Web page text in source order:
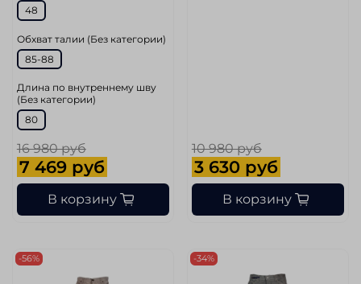
48
Обхват талии (Без категории)
85-88
Длина по внутреннему шву
(Без категории)
80
16 980 руб
7 469 руб
В корзину
10 980 руб
3 630 руб
В корзину
-56% -34%